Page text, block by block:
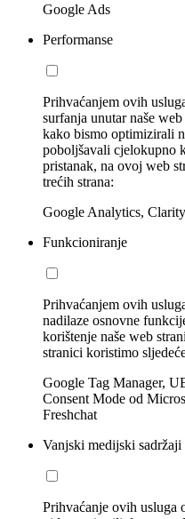
Google Ads
Performanse
Prihvaćanjem ovih
surfanja unutar naše
kako bismo optimizirali
poboljšavali cjelokupno
pristanak, na ovoj web
trećih strana:
Google Analytics,
Funkcioniranje
Prihvaćanjem ovih
nadilaze osnovne
korištenje naše web
stranici koristimo
Google Tag Manager,
Consent Mode od
Freshchat
Vanjski medijski sadržaji
Prihvaćanje ovih usluga